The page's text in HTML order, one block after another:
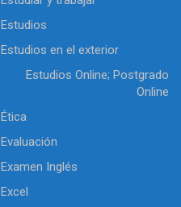
Estudios
Estudios en el exterior
Estudios Online; Postgrado
Online
Ética
Evaluación
Examen Inglés
Excel